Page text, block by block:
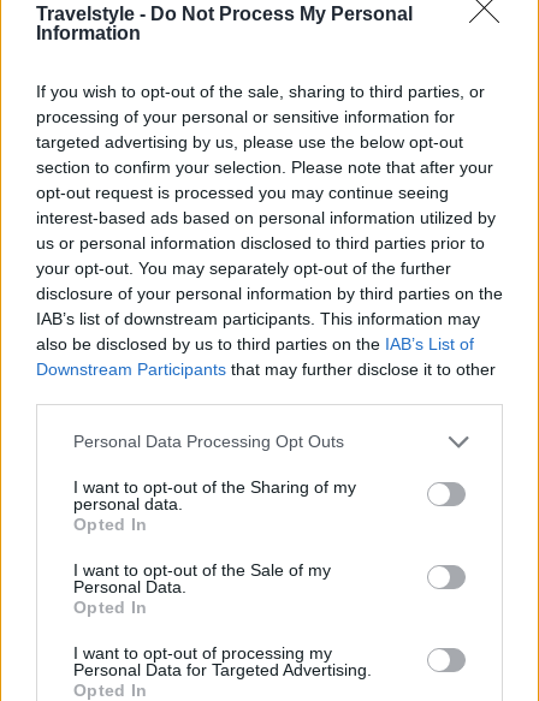
Travelstyle - Do Not Process My Personal
Information
If you wish to opt-out of the sale, sharing to third parties, or
processing of your personal or sensitive information for
targeted advertising by us, please use the below opt-out
section to confirm your selection. Please note that after your
opt-out request is processed you may continue seeing
interest-based ads based on personal information utilized by
us or personal information disclosed to third parties prior to
your opt-out. You may separately opt-out of the further
disclosure of your personal information by third parties on the
IAB’s list of downstream participants. This information may
also be disclosed by us to third parties on the IAB’s List of
Downstream Participants that may further disclose it to other
Please note that this website/app uses one or more Google
not limited to your visit or usage behaviour. You may click to
grant or deny consent to Google and its third-party tags to
use your data for below specified purposes in below Google
consent section.
Personal Data Processing Opt Outs
I want to opt-out of the Sharing of my
personal data.
Opted In
I want to opt-out of the Sale of my
Personal Data.
Opted In
I want to opt-out of processing my
Personal Data for Targeted Advertising.
Opted In